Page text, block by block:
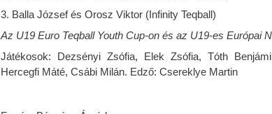
3. Balla József és Orosz Viktor (Infinity Teqball)
Az U19 Euro Teqball Youth Cup-on és az U19-es Európai
Játékosok: Dezsényi Zsófia, Elek Zsófia, Tóth
Hercegfi Máté, Csábi Milán. Edző: Csereklye Martin